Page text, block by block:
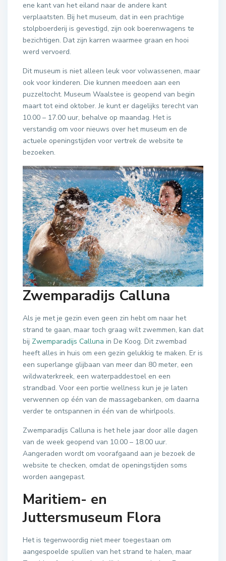
ene kant van het eiland naar de andere kant
verplaatsten. Bij het museum, dat in een prachtige
stolpboerderij is gevestigd, zijn ook boerenwagens te
bezichtigen. Dat zijn karren waarmee graan en hooi
werd vervoerd.
Dit museum is niet alleen leuk voor volwassenen, maar
ook voor kinderen. Die kunnen meedoen aan een
puzzeltocht. Museum Waalstee is geopend van begin
maart tot eind oktober. Je kunt er dagelijks terecht van
10.00 – 17.00 uur, behalve op maandag. Het is
verstandig om voor nieuws over het museum en de
actuele openingstijden voor vertrek de website te
bezoeken.
Zwemparadijs Calluna
Als je met je gezin even geen zin hebt om naar het
strand te gaan, maar toch graag wilt zwemmen, kan dat
bij Zwemparadijs Calluna in De Koog. Dit zwembad
heeft alles in huis om een gezin gelukkig te maken. Er is
een superlange glijbaan van meer dan 80 meter, een
wildwaterkreek, een waterpaddestoel en een
strandbad. Voor een portie wellness kun je je laten
verwennen op één van de massagebanken, om daarna
verder te ontspannen in één van de whirlpools.
Zwemparadijs Calluna is het hele jaar door alle dagen
van de week geopend van 10.00 – 18.00 uur.
Aangeraden wordt om voorafgaand aan je bezoek de
website te checken, omdat de openingstijden soms
worden aangepast.
Maritiem- en
Juttersmuseum Flora
Het is tegenwoordig niet meer toegestaan om
aangespoelde spullen van het strand te halen, maar